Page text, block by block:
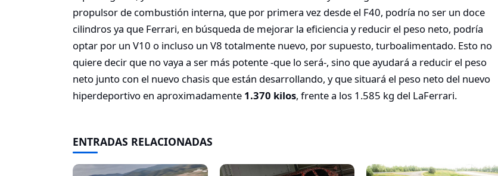
propulsor de combustión interna, que por primera vez desde el F40, podría no ser un doce
cilindros ya que Ferrari, en búsqueda de mejorar la eficiencia y reducir el peso neto, podría
optar por un V10 o incluso un V8 totalmente nuevo, por supuesto, turboalimentado. Esto no
quiere decir que no vaya a ser más potente -que lo será-, sino que ayudará a reducir el peso
neto junto con el nuevo chasis que están desarrollando, y que situará el peso neto del nuevo
hiperdeportivo en aproximadamente 1.370 kilos, frente a los 1.585 kg del LaFerrari.
ENTRADAS RELACIONADAS